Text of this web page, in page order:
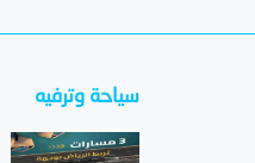
سياحة وترفيه